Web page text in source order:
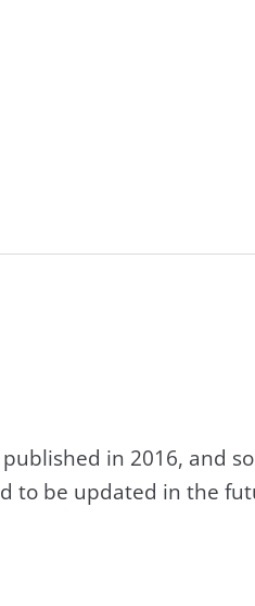
in 2016, and
to be updated in the